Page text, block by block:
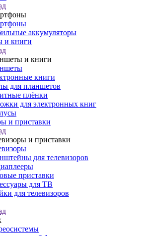
аккумуляторы
и книги
и книги
книги
для планшетов
плёнки
для электронных книг
и приставки
и приставки
для телевизоров
приставки
для ТВ
для телевизоров